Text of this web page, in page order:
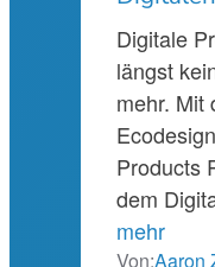
Digitale
längst
mehr. Mit
Products
dem
mehr
Von:Aaron